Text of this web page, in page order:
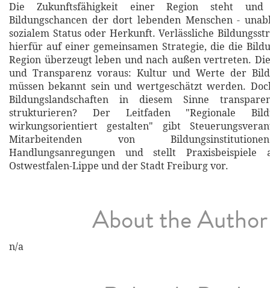
Die Zukunftsfähigkeit einer Region steht
Bildungschancen der dort lebenden Menschen -
sozialem Status oder Herkunft. Verlässliche
hierfür auf einer gemeinsamen Strategie, die die
Region überzeugt leben und nach außen vertreten.
und Transparenz voraus: Kultur und Werte der
müssen bekannt sein und wertgeschätzt werden.
Bildungslandschaften in diesem Sinne
strukturieren? Der Leitfaden "Regionale
wirkungsorientiert gestalten" gibt
Mitarbeitenden von
Handlungsanregungen und stellt
Ostwestfalen-Lippe und der Stadt Freiburg vor.
About the Author
n/a